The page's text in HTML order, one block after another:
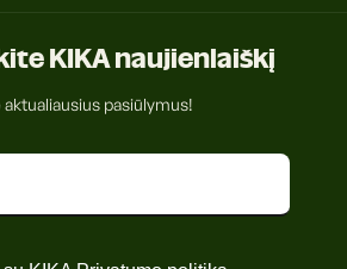
KIKA naujienlaiškį
pasiūlymus!